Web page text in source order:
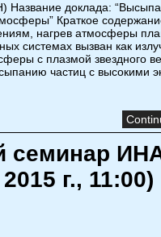
доклада:
Краткое
нагрев атмосферы
системах вызван как
с плазмой звездного
частиц с высокими
семинар
г., 11:00)